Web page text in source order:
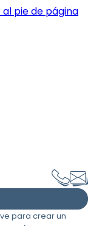
pie de página
para crear un